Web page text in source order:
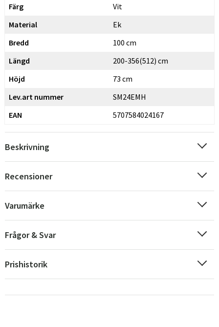
Färg
Vit
Material
Ek
Bredd
100 cm
Längd
200-356(512) cm
Höjd
73 cm
Lev.art nummer
SM24EMH
EAN
5707584024167
Beskrivning
Recensioner
Varumärke
Frågor & Svar
Prishistorik